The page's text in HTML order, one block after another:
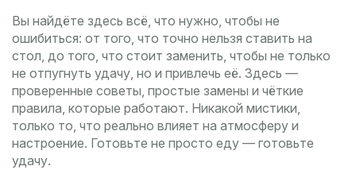
Вы найдёте здесь всё, что нужно, чтобы не
ошибиться: от того, что точно нельзя ставить на
стол, до того, что стоит заменить, чтобы не только
не отпугнуть удачу, но и привлечь её. Здесь —
проверенные советы, простые замены и чёткие
правила, которые работают. Никакой мистики,
только то, что реально влияет на атмосферу и
настроение. Готовьте не просто еду — готовьте
удачу.